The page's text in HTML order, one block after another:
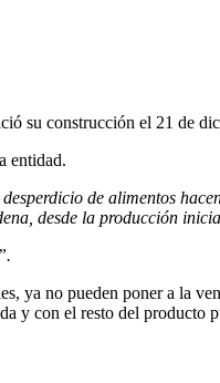
su construcción el 21 de
entidad.
de alimentos
desde la producción
ya no pueden poner a la
y con el resto del producto